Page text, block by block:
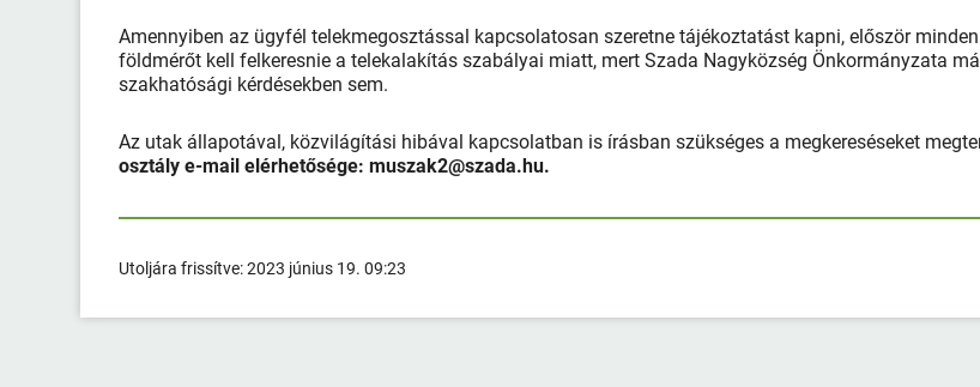
Amennyiben az ügyfél telekmegosztással kapcsolatosan szeretne tájékoztatást kapni, először
földmérőt kell felkeresnie a telekalakítás szabályai miatt, mert Szada Nagyközség Önkormányzata
szakhatósági kérdésekben sem.
Az utak állapotával, közvilágítási hibával kapcsolatban is írásban szükséges a megkereséseket
osztály e-mail elérhetősége: muszak2@szada.hu.
Utoljára frissítve:2023 június 19. 09:23